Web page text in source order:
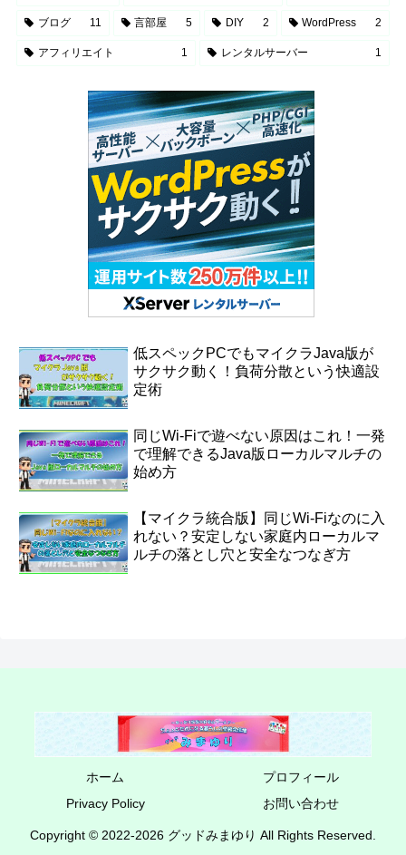
ブログ 11 言部屋 5 DIY 2 WordPress 2
アフィリエイト 1 レンタルサーバー 1
低スペックPCでもマイクラJava版が
サクサク動く！負荷分散という快適設
定術
同じWi‑Fiで遊べない原因はこれ！一発
で理解できるJava版ローカルマルチの
始め方
【マイクラ統合版】同じWi-Fiなのに入
れない？安定しない家庭内ローカルマ
ルチの落とし穴と安全なつなぎ方
ホーム
プロフィール
Privacy Policy
お問い合わせ
Copyright © 2022-2026 グッドみまゆり All Rights Reserved.